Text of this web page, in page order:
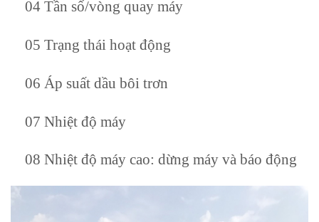
04 Tần số/vòng quay máy
05 Trạng thái hoạt động
06 Áp suất dầu bôi trơn
07 Nhiệt độ máy
08 Nhiệt độ máy cao: dừng máy và báo động